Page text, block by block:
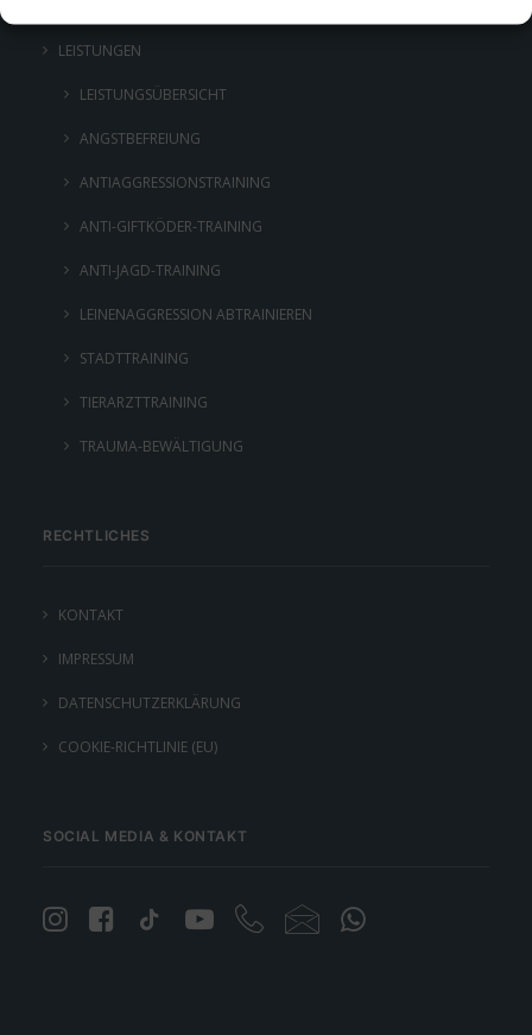
LEISTUNGEN
LEISTUNGSÜBERSICHT
ANGSTBEFREIUNG
ANTIAGGRESSIONSTRAINING
ANTI-GIFTKÖDER-TRAINING
ANTI-JAGD-TRAINING
LEINENAGGRESSION ABTRAINIEREN
STADTTRAINING
TIERARZTTRAINING
TRAUMA-BEWÄLTIGUNG
RECHTLICHES
KONTAKT
IMPRESSUM
DATENSCHUTZERKLÄRUNG
COOKIE-RICHTLINIE (EU)
SOCIAL MEDIA & KONTAKT